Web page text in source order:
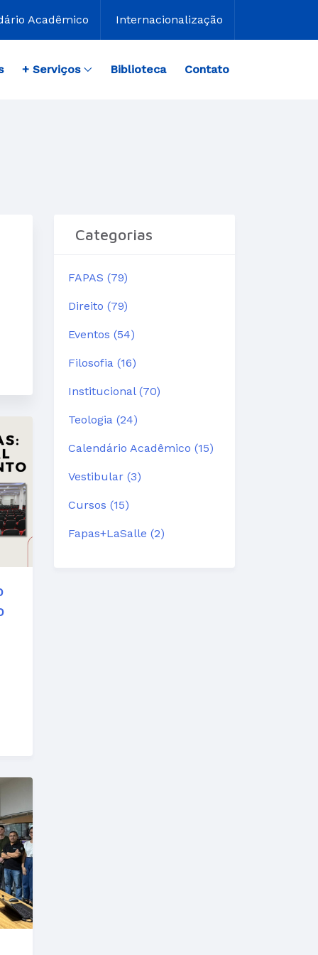
Acadêmico Internacionalização
+ Serviços Biblioteca Contato
Categorias
FAPAS (79)
Direito (79)
Eventos (54)
Filosofia (16)
Institucional (70)
Teologia (24)
Calendário Acadêmico (15)
Vestibular (3)
Cursos (15)
Fapas+LaSalle (2)